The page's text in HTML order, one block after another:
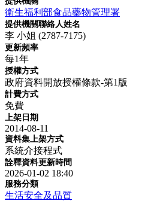
衛生福利部食品藥物管理署
提供機關聯絡人姓名
李 小姐 (2787-7175)
更新頻率
每1年
授權方式
政府資料開放授權條款-第1版
計費方式
免費
上架日期
2014-08-11
資料集上架方式
系統介接程式
詮釋資料更新時間
2026-01-02 18:40
服務分類
生活安全及品質